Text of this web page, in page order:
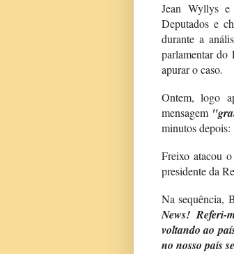
Jean Wyllys e
Deputados e
durante a
parlamentar do
apurar o caso.
Ontem, logo
mensagem
minutos depois:
Freixo atacou
presidente da
Na sequência,
News! Referi-
voltando ao
no nosso país